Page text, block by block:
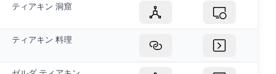
ティアキン 洞窟
ティアキン 料理